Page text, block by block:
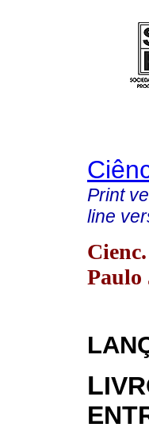
Print
line
Paulo
L